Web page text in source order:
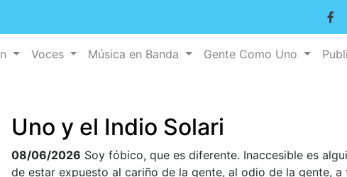
Voces Música en Banda Gente Como Uno
Uno y el Indio Solari
08/06/2026 Soy fóbico, que es diferente. Inaccesible es
de estar expuesto al cariño de la gente, al odio de la gente,